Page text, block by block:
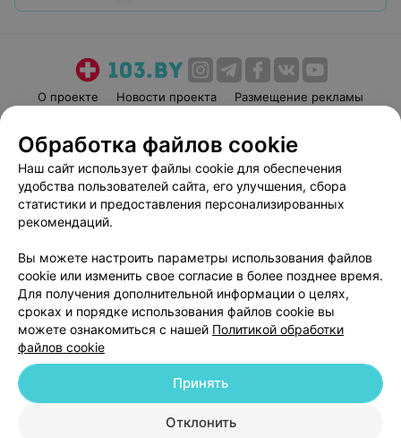
О проекте Новости проекта
Размещение рекламы
Пользовательское соглашение
Способы оплаты
Вакансии
Партнеры
Написать руководителю 103.by
Обработка персональных данных
© 2026 ООО «Артокс Лаб», УНП 191700409
| 220012, Республика Беларусь,
г. Минск, улица Толбухина, 2, пом. 16 | help@103.by
Обработка файлов cookie
Наш сайт использует файлы cookie для обеспечения
удобства пользователей сайта, его улучшения, сбора
статистики и предоставления персонализированных
рекомендаций.
Вы можете настроить параметры использования файлов
cookie или изменить свое согласие в более позднее время.
Для получения дополнительной информации о целях,
сроках и порядке использования файлов cookie вы
можете ознакомиться с нашей Политикой обработки
файлов cookie
Отклонить
Принять